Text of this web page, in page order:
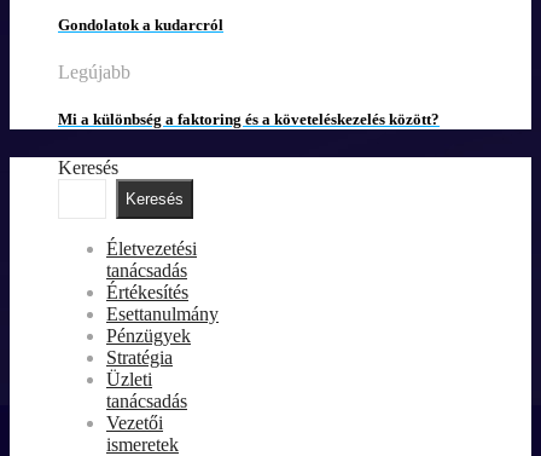
Gondolatok a kudarcról
Legújabb
Mi a különbség a faktoring és a követeléskezelés között?
Keresés
Keresés
Életvezetési
tanácsadás
Értékesítés
Esettanulmány
Pénzügyek
Stratégia
Üzleti
tanácsadás
Vezetői
ismeretek